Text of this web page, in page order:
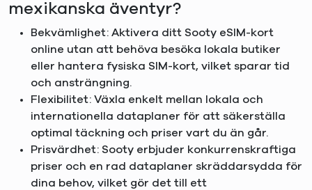
mexikanska äventyr?
Bekvämlighet: Aktivera ditt Sooty eSIM-kort
online utan att behöva besöka lokala butiker
eller hantera fysiska SIM-kort, vilket sparar tid
och ansträngning.
Flexibilitet: Växla enkelt mellan lokala och
internationella dataplaner för att säkerställa
optimal täckning och priser vart du än går.
Prisvärdhet: Sooty erbjuder konkurrenskraftiga
priser och en rad dataplaner skräddarsydda för
dina behov, vilket gör det till ett